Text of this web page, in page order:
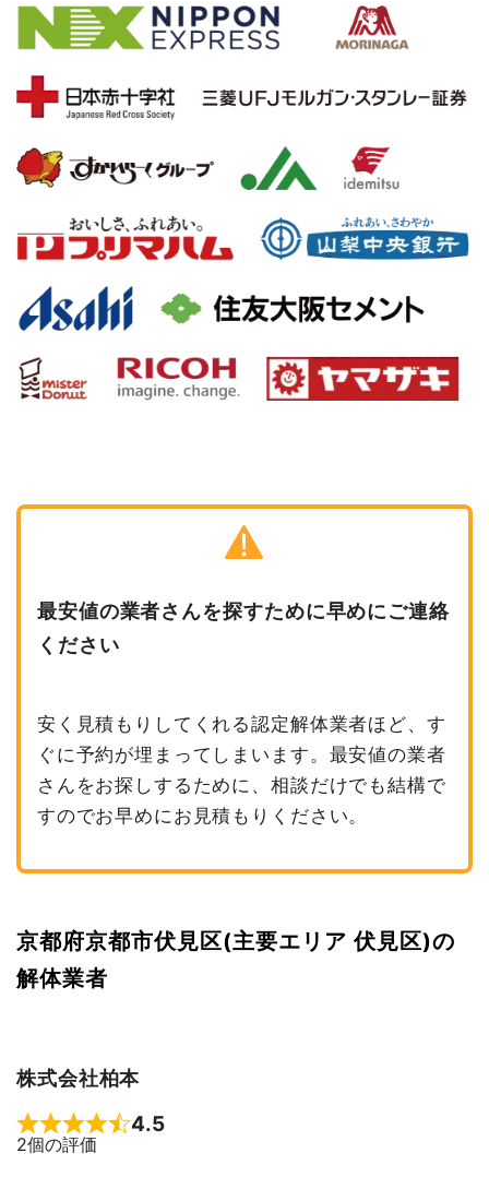
最安値の業者さんを探すために早めにご連絡
ください
安く見積もりしてくれる認定解体業者ほど、す
ぐに予約が埋まってしまいます。最安値の業者
さんをお探しするために、相談だけでも結構で
すのでお早めにお見積もりください。
京都府京都市伏見区(主要エリア 伏見区)の
解体業者
株式会社柏本
Rated 4.5 out of 5
4.5
2個の評価